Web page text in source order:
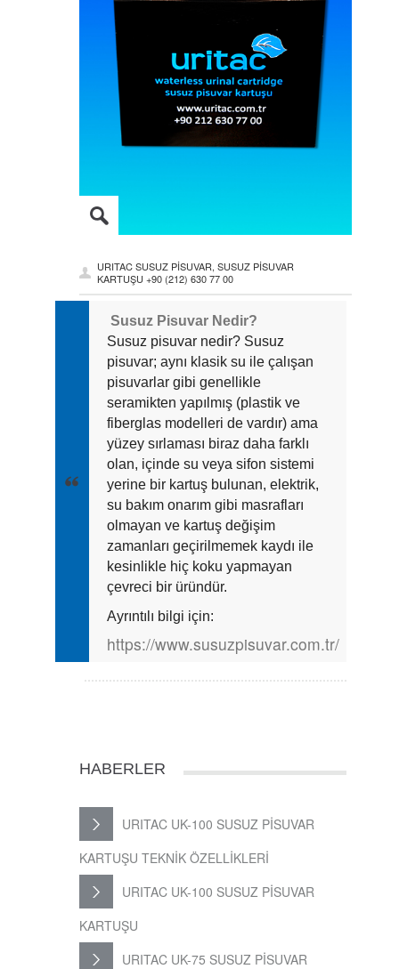
URITAC SUSUZ PİSUVAR, SUSUZ PİSUVAR
KARTUŞU +90 (212) 630 77 00
Susuz Pisuvar Nedir?
Susuz pisuvar nedir? Susuz
pisuvar; aynı klasik su ile çalışan
pisuvarlar gibi genellikle
seramikten yapılmış (plastik ve
fiberglas modelleri de vardır) ama
yüzey sırlaması biraz daha farklı
olan, içinde su veya sifon sistemi
yerine bir kartuş bulunan, elektrik,
su bakım onarım gibi masrafları
olmayan ve kartuş değişim
zamanları geçirilmemek kaydı ile
kesinlikle hiç koku yapmayan
çevreci bir üründür.
Ayrıntılı bilgi için:
https://www.susuzpisuvar.com.tr/
HABERLER
URITAC UK-100 SUSUZ PİSUVAR
KARTUŞU TEKNİK ÖZELLİKLERİ
URITAC UK-100 SUSUZ PİSUVAR
KARTUŞU
URITAC UK-75 SUSUZ PİSUVAR